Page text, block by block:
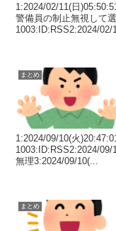
1:2024/02/11(日
警備員の制止無視して
1003:ID:RSS2:2024/02/
まとめ
1:2024/09/10(火
1003:ID:RSS2:2024/
無理3:2024/09/10(...
まとめ